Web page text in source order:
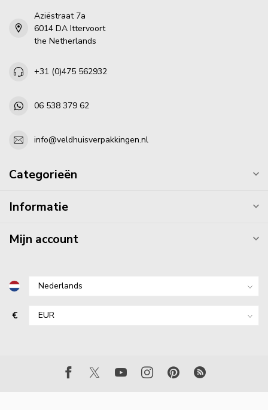
Aziëstraat 7a
6014 DA Ittervoort
the Netherlands
+31 (0)475 562932
06 538 379 62
info@veldhuisverpakkingen.nl
Categorieën
Informatie
Mijn account
€